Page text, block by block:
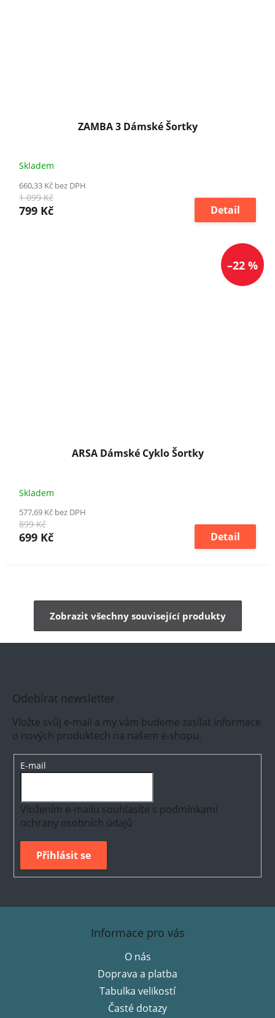
ZAMBA 3 Dámské Šortky
Skladem
660,33 Kč bez DPH
1 099 Kč
799 Kč Detail
–22 %
ARSA Dámské Cyklo Šortky
Skladem
577,69 Kč bez DPH
899 Kč
699 Kč Detail
Zobrazit všechny související produkty
Odebírat newsletter
Vložte svůj e-mail a my vám budeme zasílat informace
o nových produktech na našem e-shopu.
E-mail
Vložením e-mailu souhlasíte s podmínkami
ochrany osobních údajů
Přihlásit se
Z
Informace pro vás
O nás
Doprava a platba
Tabulka velikostí
Časté dotazy